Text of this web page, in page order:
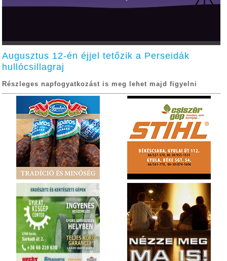
Augusztus 12-én éjjel tetőzik a Perseidák
hullócsillagraj
Részleges napfogyatkozást is meg lehet majd figyelni